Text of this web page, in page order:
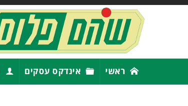
ראשי אינדקס עסקים